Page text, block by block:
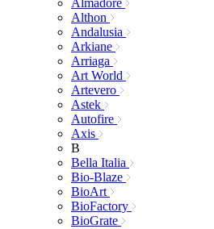
Althon
Andalusia
Arkiane
Arriaga
Art World
Artevero
Astek
Autofire
Axis
B
Bella Italia
Bio-Blaze
BioArt
BioFactory
BioGrate